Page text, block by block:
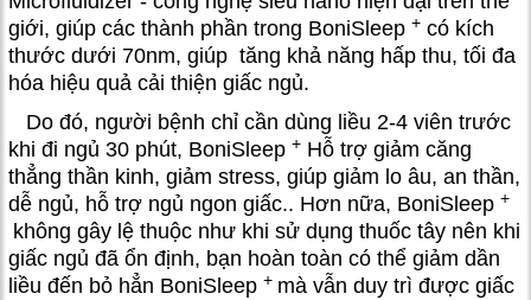
giới, giúp các thành phần trong BoniSleep + có kích
thước dưới 70nm, giúp tăng khả năng hấp thu, tối đa
hóa hiệu quả cải thiện giấc ngủ.
Do đó, người bệnh chỉ cần dùng liều 2-4 viên trước
khi đi ngủ 30 phút, BoniSleep + Hỗ trợ giảm căng
thẳng thần kinh, giảm stress, giúp giảm lo âu, an thần,
dễ ngủ, hỗ trợ ngủ ngon giấc.. Hơn nữa, BoniSleep +
không gây lệ thuộc như khi sử dụng thuốc tây nên khi
giấc ngủ đã ổn định, bạn hoàn toàn có thể giảm dần
liều đến bỏ hẳn BoniSleep + mà vẫn duy trì được giấc